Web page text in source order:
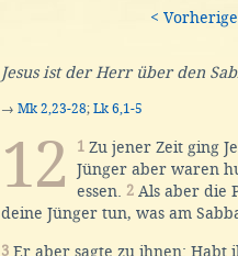
<
Jesus ist der Herr über den
→ Mk 2,23-28; Lk 6,1-5
12 1 Zu jener Zeit ging
Jünger aber waren
essen. 2 Als aber die
deine Jünger tun, was am
3 Er aber sagte zu ihnen: Habt